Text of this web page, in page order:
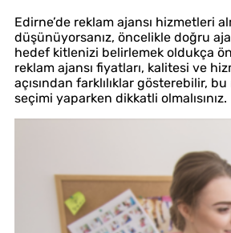
Edirne’de reklam ajansı hizmetleri
düşünüyorsanız, öncelikle doğru
hedef kitlenizi belirlemek oldukça
reklam ajansı fiyatları, kalitesi ve
açısından farklılıklar gösterebilir,
seçimi yaparken dikkatli olmalısınız.